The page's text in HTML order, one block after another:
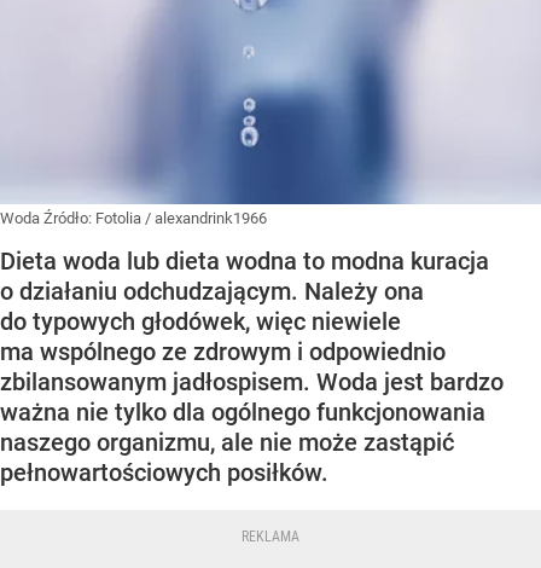
Woda Źródło: Fotolia / alexandrink1966
Dieta woda lub dieta wodna to modna kuracja
o działaniu odchudzającym. Należy ona
do typowych głodówek, więc niewiele
ma wspólnego ze zdrowym i odpowiednio
zbilansowanym jadłospisem. Woda jest bardzo
ważna nie tylko dla ogólnego funkcjonowania
naszego organizmu, ale nie może zastąpić
pełnowartościowych posiłków.